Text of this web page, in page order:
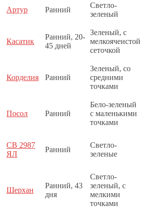
Артур Ранний
Светло-
зеленый
Касатик
Ранний, 20-
45 дней
Зеленый, с
мелкоячеистой
сеточкой
Корделия Ранний
Зеленый, со
средними
точками
Посол Ранний
Бело-зеленый
с маленькими
точками
СВ 2987
ЯЛ
Ранний
Светло-
зеленые
Шерхан
Ранний, 43
дня
Светло-
зеленый, с
мелкими
точками